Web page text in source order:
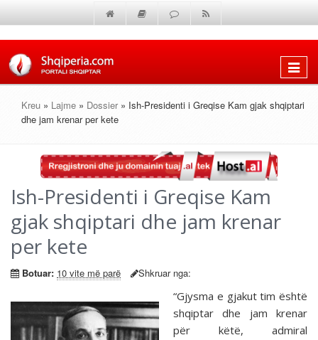
Shfaq
Kreu » Lajme » Dossier » Ish-Presidenti i Greqise Kam gjak shqiptari
dhe jam krenar per kete
Ish-Presidenti i Greqise Kam
gjak shqiptari dhe jam krenar
per kete
Botuar: 10 vite më parë Shkruar nga:
“Gjysma e gjakut tim është
shqiptar dhe jam krenar
për këtë, admiral